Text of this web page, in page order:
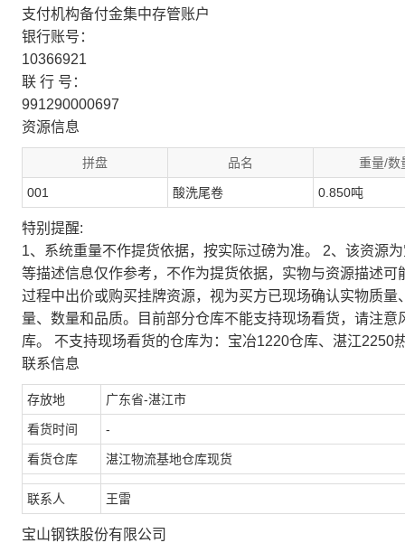
支付机构备付金集中存管账户
银行账号：
10366921
联 行 号：
991290000697
资源信息
拼盘 品名 重量/数
001 酸洗尾卷 0.850吨
特别提醒:
1、系统重量不作提货依据，按实际过磅为准。 2、该资源
等描述信息仅作参考，不作为提货依据，实物与资源描述
过程中出价或购买挂牌资源，视为买方已现场确认实物质
量、数量和品质。目前部分仓库不能支持现场看货，请注
库。 不支持现场看货的仓库为：宝冶1220仓库、湛江2250
联系信息
存放地 广东省-湛江市
看货时间 -
看货仓库 湛江物流基地仓库现货
联系人 王雷
宝山钢铁股份有限公司